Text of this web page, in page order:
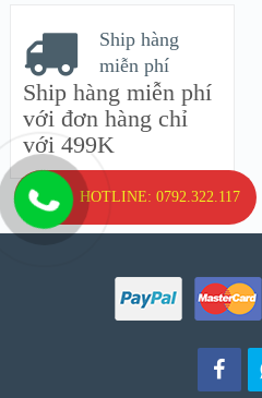
Ship hàng
miễn phí
Ship hàng miễn phí
với đơn hàng chỉ
với 499K
HOTLINE: 0792.322.117